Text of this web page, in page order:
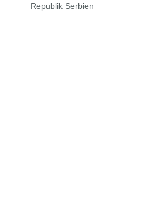
Republik Serbien